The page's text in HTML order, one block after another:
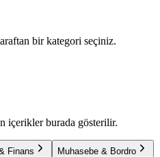
bir kategori seçiniz.
içerikler burada gösterilir.
Finans
Muhasebe & Bordro